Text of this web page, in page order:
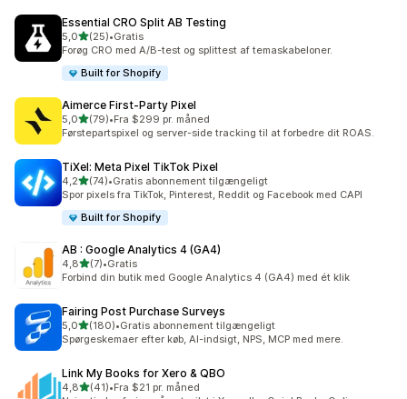
Essential CRO Split AB Testing
5,0ud af 5 stjerner
(25)
25 anmeldelser i alt
•Gratis
Forøg CRO med A/B-test og splittest af temaskabeloner.
Built for Shopify
Aimerce First‑Party Pixel
5,0ud af 5 stjerner
(79)
79 anmeldelser i alt
•Fra $299 pr. måned
Førstepartspixel og server-side tracking til at forbedre dit ROAS.
TiXel: Meta Pixel TikTok Pixel
4,2ud af 5 stjerner
(74)
74 anmeldelser i alt
•Gratis abonnement tilgængeligt
Spor pixels fra TikTok, Pinterest, Reddit og Facebook med CAPI
Built for Shopify
AB : Google Analytics 4 (GA4)
4,8ud af 5 stjerner
(7)
7 anmeldelser i alt
•Gratis
Forbind din butik med Google Analytics 4 (GA4) med ét klik
Fairing Post Purchase Surveys
5,0ud af 5 stjerner
(180)
180 anmeldelser i alt
•Gratis abonnement tilgængeligt
Spørgeskemaer efter køb, AI-indsigt, NPS, MCP med mere.
Link My Books for Xero & QBO
4,8ud af 5 stjerner
(41)
41 anmeldelser i alt
•Fra $21 pr. måned